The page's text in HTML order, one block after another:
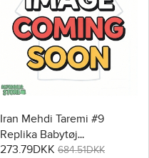
Iran Mehdi Taremi #9
Replika Babytøj
Udebanesæt Børn VM
273.79DKK 684.51DKK